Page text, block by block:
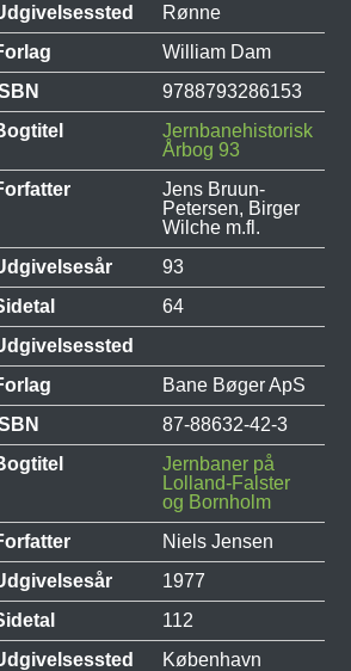
Rønne
William Dam
9788793286153
Jernbanehistorisk
Årbog 93
Jens Bruun-
Petersen, Birger
Wilche m.fl.
93
64
Bane Bøger ApS
87-88632-42-3
Jernbaner på
Lolland-Falster
og Bornholm
Niels Jensen
1977
112
København